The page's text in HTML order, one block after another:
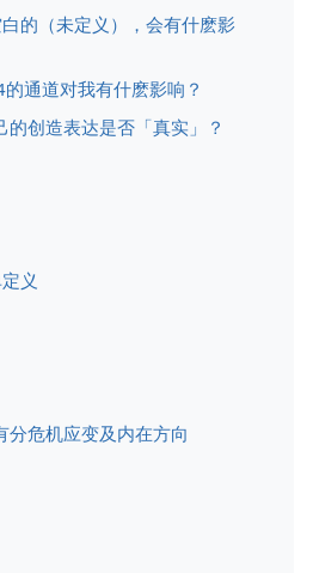
的（未定义），会有什麽影
通道对我有什麽影响？
创造表达是否「真实」？
义
分危机应变及内在方向